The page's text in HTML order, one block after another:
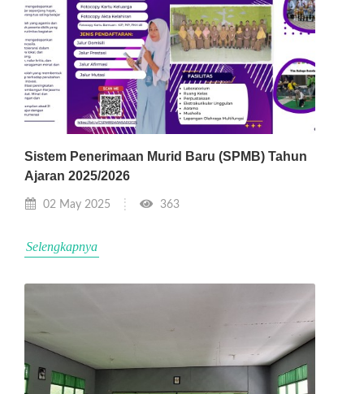
Sistem Penerimaan Murid Baru (SPMB) Tahun
Ajaran 2025/2026
02 May 2025 363
Selengkapnya